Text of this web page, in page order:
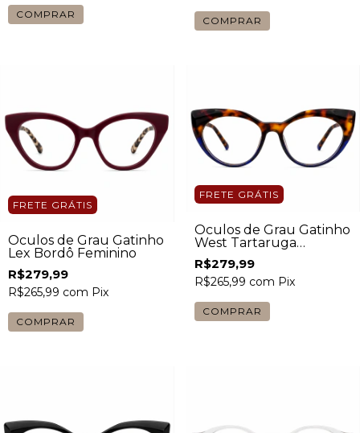
FRETE GRÁTIS
Óculos de Grau Gatinho
Lex Bordô Feminino
R$279,99
R$265,99 com Pix
FRETE GRÁTIS
Óculos de Grau Gatinho
West Tartaruga
Feminino
R$279,99
R$265,99 com Pix